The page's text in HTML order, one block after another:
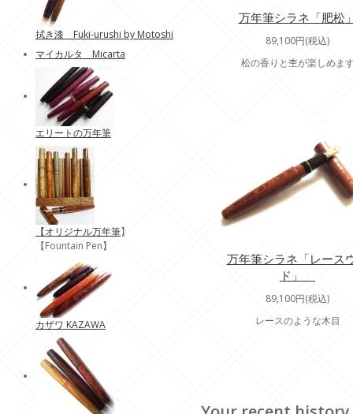
万年筆シラネ「肥松
89,100円(税込)
松の香りと杢が楽しめま
万年筆シラネ「レース
ド」
89,100円(税込)
レースのような木目
拭き漆 Fuki-urushi by Motoshi
マイカルタ Micarta
エリートの万年筆
【オリジナル万年筆】
【Fountain Pen】
カザワ KAZAWA